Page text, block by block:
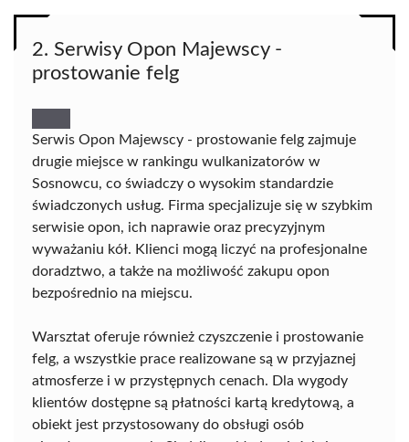
2. Serwisy Opon Majewscy -
prostowanie felg
Serwis Opon Majewscy - prostowanie felg zajmuje
drugie miejsce w rankingu wulkanizatorów w
Sosnowcu, co świadczy o wysokim standardzie
świadczonych usług. Firma specjalizuje się w szybkim
serwisie opon, ich naprawie oraz precyzyjnym
wyważaniu kół. Klienci mogą liczyć na profesjonalne
doradztwo, a także na możliwość zakupu opon
bezpośrednio na miejscu.
Warsztat oferuje również czyszczenie i prostowanie
felg, a wszystkie prace realizowane są w przyjaznej
atmosferze i w przystępnych cenach. Dla wygody
klientów dostępne są płatności kartą kredytową, a
obiekt jest przystosowany do obsługi osób